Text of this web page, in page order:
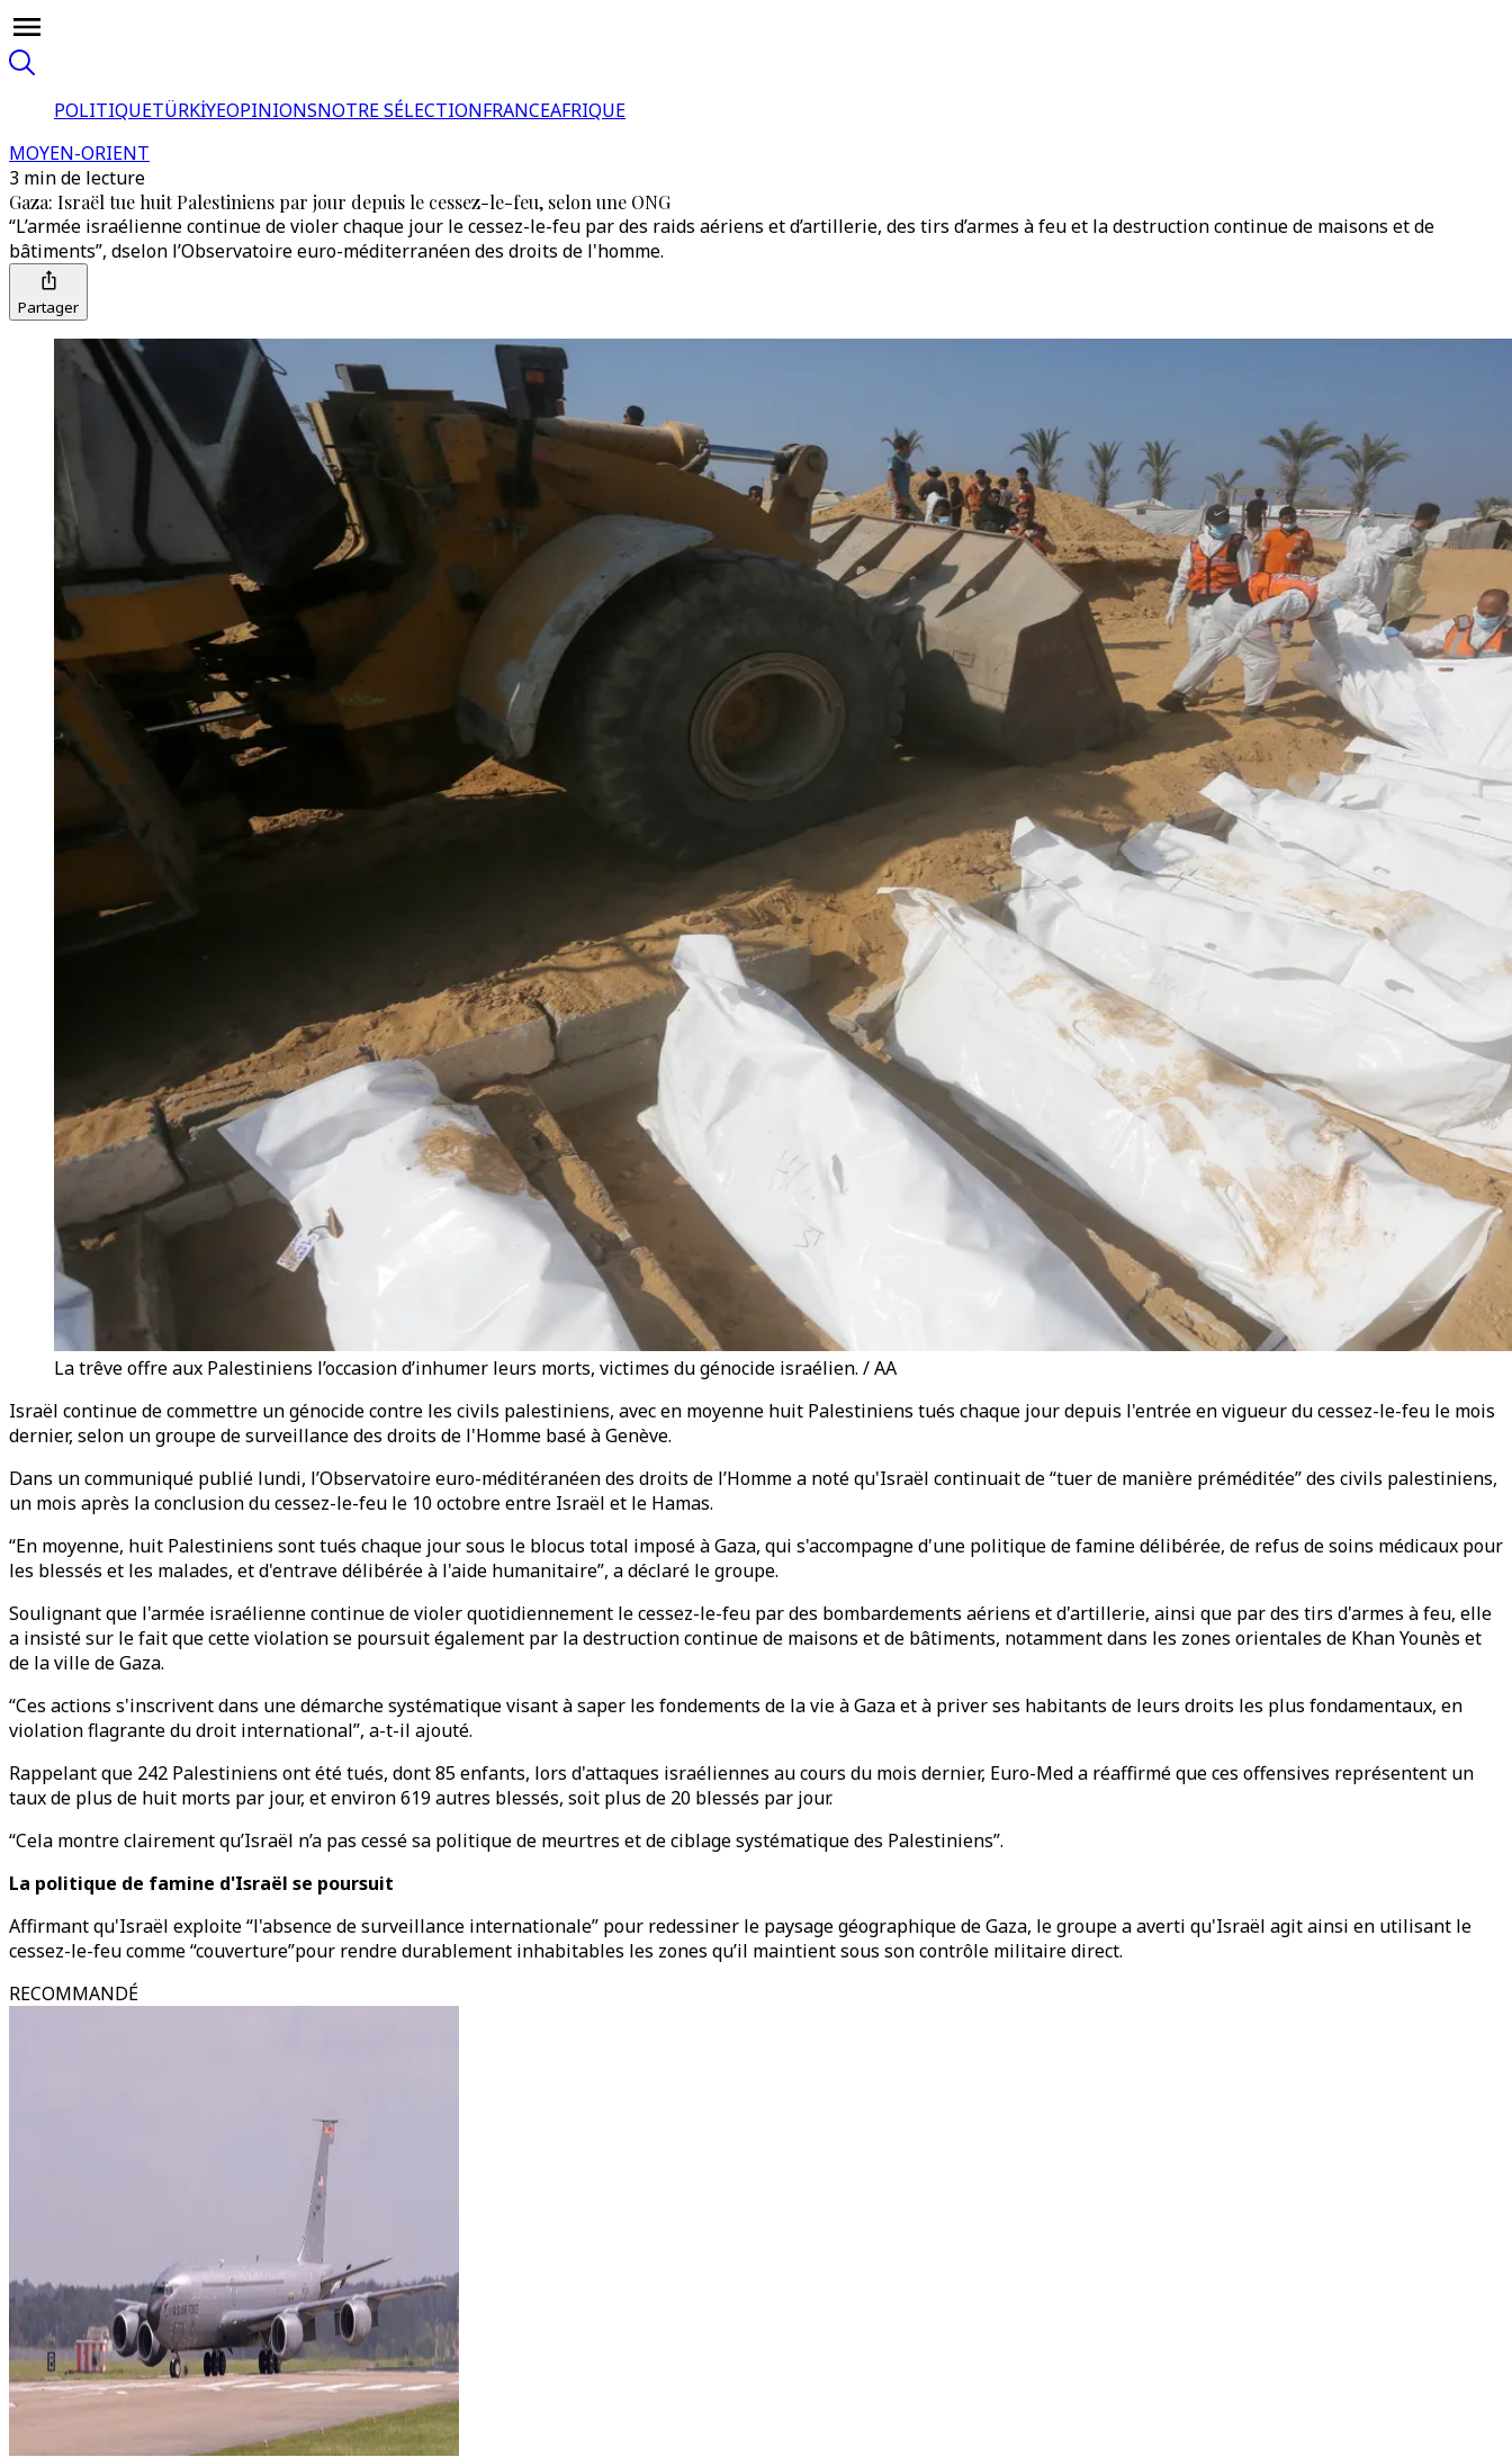
POLITIQUETÜRKİYEOPINIONSNOTRE SÉLECTIONFRANCEAFRIQUE
MOYEN-ORIENT
3 min de lecture
Gaza: Israël tue huit Palestiniens par jour depuis le cessez-le-feu, selon une ONG
“L’armée israélienne continue de violer chaque jour le cessez-le-feu par des raids aériens et d’artillerie, des tirs d’armes à feu et la destruction continue de maisons et de
bâtiments”, dselon l’Observatoire euro-méditerranéen des droits de l'homme.
Partager
La trêve offre aux Palestiniens l’occasion d’inhumer leurs morts, victimes du génocide israélien. / AA
Israël continue de commettre un génocide contre les civils palestiniens, avec en moyenne huit Palestiniens tués chaque jour depuis l'entrée en vigueur du cessez-le-feu le mois
dernier, selon un groupe de surveillance des droits de l'Homme basé à Genève.
Dans un communiqué publié lundi, l’Observatoire euro-méditéranéen des droits de l’Homme a noté qu'Israël continuait de “tuer de manière préméditée” des civils palestiniens,
un mois après la conclusion du cessez-le-feu le 10 octobre entre Israël et le Hamas.
“En moyenne, huit Palestiniens sont tués chaque jour sous le blocus total imposé à Gaza, qui s'accompagne d'une politique de famine délibérée, de refus de soins médicaux pour
les blessés et les malades, et d'entrave délibérée à l'aide humanitaire”, a déclaré le groupe.
Soulignant que l'armée israélienne continue de violer quotidiennement le cessez-le-feu par des bombardements aériens et d'artillerie, ainsi que par des tirs d'armes à feu, elle
a insisté sur le fait que cette violation se poursuit également par la destruction continue de maisons et de bâtiments, notamment dans les zones orientales de Khan Younès et
de la ville de Gaza.
“Ces actions s'inscrivent dans une démarche systématique visant à saper les fondements de la vie à Gaza et à priver ses habitants de leurs droits les plus fondamentaux, en
violation flagrante du droit international”, a-t-il ajouté.
Rappelant que 242 Palestiniens ont été tués, dont 85 enfants, lors d'attaques israéliennes au cours du mois dernier, Euro-Med a réaffirmé que ces offensives représentent un
taux de plus de huit morts par jour, et environ 619 autres blessés, soit plus de 20 blessés par jour.
“Cela montre clairement qu’Israël n’a pas cessé sa politique de meurtres et de ciblage systématique des Palestiniens”.
La politique de famine d'Israël se poursuit
Affirmant qu'Israël exploite “l'absence de surveillance internationale” pour redessiner le paysage géographique de Gaza, le groupe a averti qu'Israël agit ainsi en utilisant le
cessez-le-feu comme “couverture”pour rendre durablement inhabitables les zones qu’il maintient sous son contrôle militaire direct.
RECOMMANDÉ